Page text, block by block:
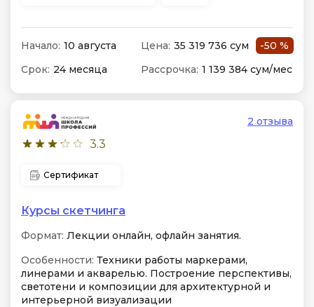
Начало: 10 августа Цена: 35 319 736 сум
-50 %
Срок: 24 месяца Рассрочка: 1 139 384 сум/мес
3.3
2 отзыва
Сертификат
Курсы скетчинга
Формат: Лекции онлайн, офлайн занятия.
Особенности: Техники работы маркерами,
линерами и акварелью. Построение перспективы,
светотени и композиции для архитектурной и
интерьерной визуализации